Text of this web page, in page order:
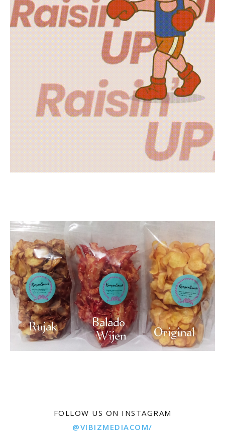
FOLLOW US ON INSTAGRAM
@VIBIZMEDIACOM/